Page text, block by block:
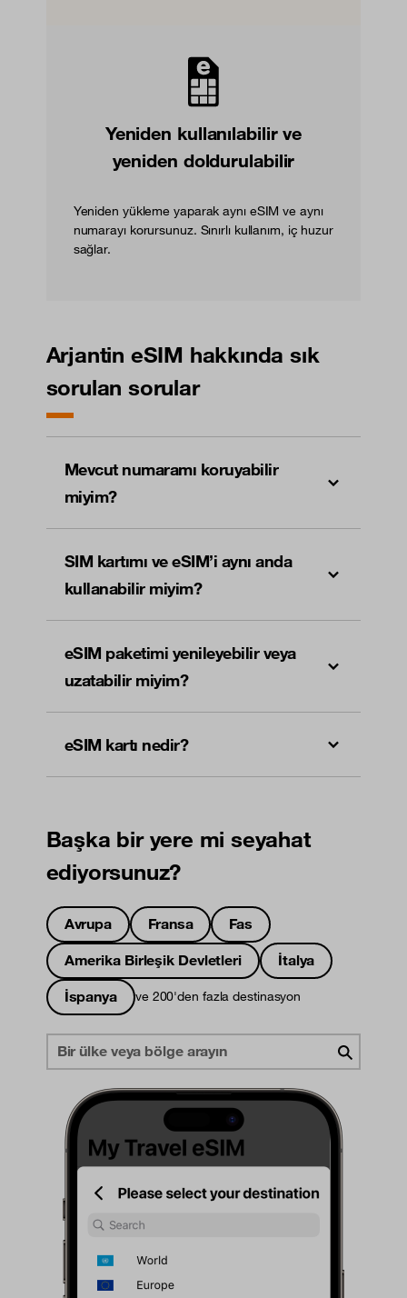
Yeniden kullanılabilir ve
yeniden doldurulabilir
Yeniden yükleme yaparak aynı eSIM ve aynı
numarayı korursunuz. Sınırlı kullanım, iç huzur
sağlar.
Arjantin eSIM hakkında sık
sorulan sorular
Mevcut numaramı koruyabilir
miyim?
SIM kartımı ve eSIM’i aynı anda
kullanabilir miyim?
eSIM paketimi yenileyebilir veya
uzatabilir miyim?
eSIM kartı nedir?
Başka bir yere mi seyahat
ediyorsunuz?
Avrupa Fransa
Fas
Amerika Birleşik Devletleri
İtalya
İspanya
ve 200'den fazla destinasyon